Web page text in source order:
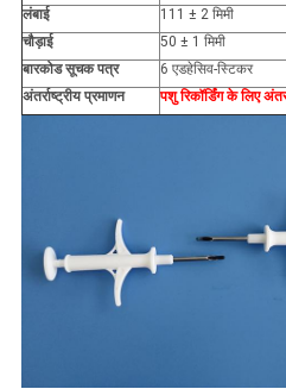
लंबाई
111 ± 2 मिमी
चौड़ाई
50 ± 1 मिमी
बारकोड सूचक पत्र
6 एडहेसिव-स्टिकर
अंतर्राष्ट्रीय प्रमाणन
पशु रिकॉर्डिंग के लिए